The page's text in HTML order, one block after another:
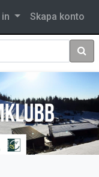
Skapa konto
Sök